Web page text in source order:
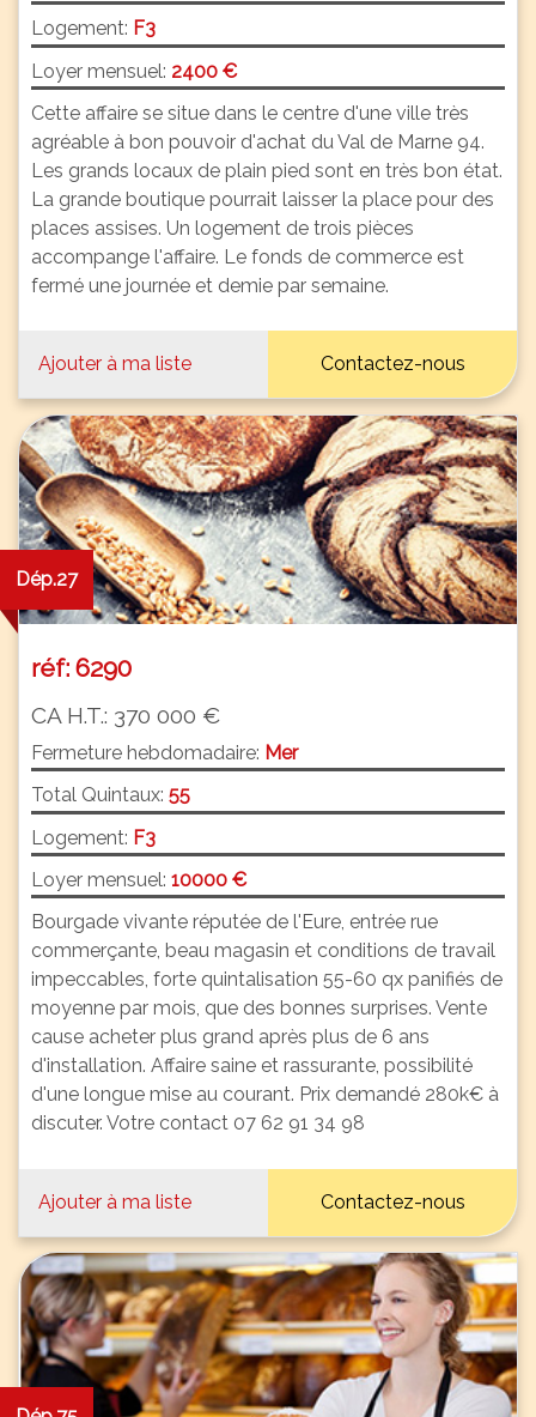
Logement: F3
Loyer mensuel: 2400 €
Cette affaire se situe dans le centre d'une ville très
agréable à bon pouvoir d'achat du Val de Marne 94.
Les grands locaux de plain pied sont en très bon état.
La grande boutique pourrait laisser la place pour des
places assises. Un logement de trois pièces
accompange l'affaire. Le fonds de commerce est
fermé une journée et demie par semaine.
Ajouter à ma liste Contactez-nous
Dép.27
réf: 6290
CA H.T.: 370 000 €
Fermeture hebdomadaire: Mer
Total Quintaux: 55
Logement: F3
Loyer mensuel: 10000 €
Bourgade vivante réputée de l'Eure, entrée rue
commerçante, beau magasin et conditions de travail
impeccables, forte quintalisation 55-60 qx panifiés de
moyenne par mois, que des bonnes surprises. Vente
cause acheter plus grand après plus de 6 ans
d'installation. Affaire saine et rassurante, possibilité
d'une longue mise au courant. Prix demandé 280k€ à
discuter. Votre contact 07 62 91 34 98
Ajouter à ma liste Contactez-nous